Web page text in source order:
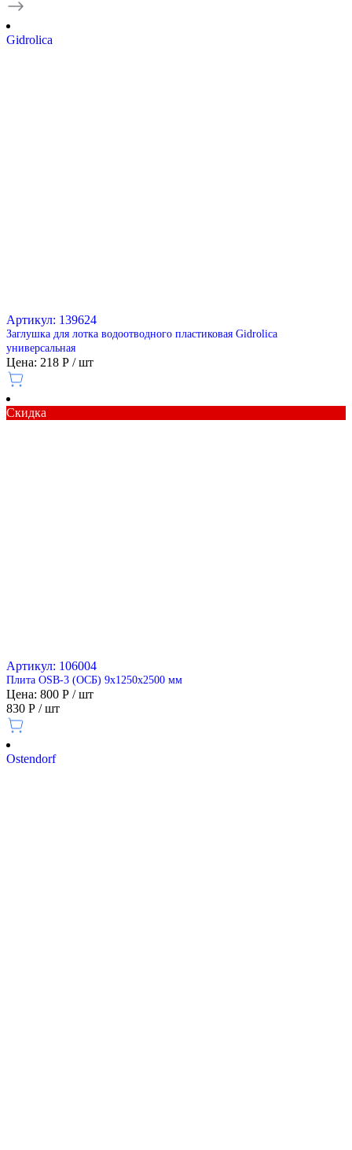
Gidrolica
Артикул: 139624
Заглушка для лотка водоотводного пластиковая Gidrolica
универсальная
Цена: 218 Р / шт
Скидка
Артикул: 106004
Плита OSB-3 (ОСБ) 9х1250х2500 мм
Цена: 800 Р / шт
830 Р / шт
Ostendorf